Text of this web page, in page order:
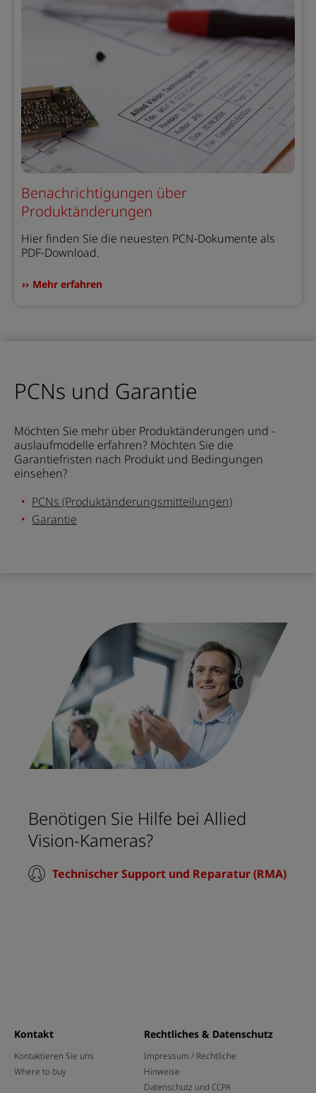
Benachrichtigungen über
Produktänderungen
Hier finden Sie die neuesten PCN-Dokumente als
PDF-Download.
Mehr erfahren
PCNs und Garantie
Möchten Sie mehr über Produktänderungen und -
auslaufmodelle erfahren? Möchten Sie die
Garantiefristen nach Produkt und Bedingungen
einsehen?
PCNs (Produktänderungsmitteilungen)
Garantie
Benötigen Sie Hilfe bei Allied
Vision-Kameras?
Technischer Support und Reparatur (RMA)
Kontakt
Kontaktieren Sie uns
Where to buy
Rechtliches & Datenschutz
Impressum / Rechtliche
Hinweise
Datenschutz und CCPA